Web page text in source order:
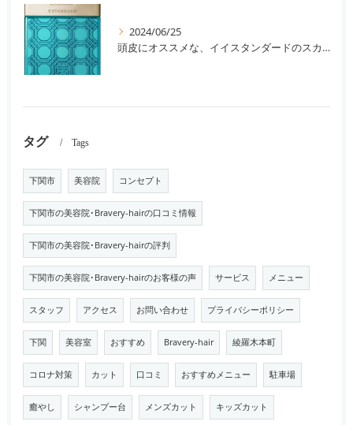
2024/06/25
頭皮にオススメな、イイスタンダードのスカルプ系シャンプー＆トリートメントです！
タグ Tags
下関市 美容院 コンセプト
下関市の美容院･Bravery-hairの口コミ情報
下関市の美容院･Bravery-hairの評判
下関市の美容院･Bravery-hairのお客様の声 サービス メニュー
スタッフ アクセス お問い合わせ プライバシーポリシー
下関 美容室 おすすめ Bravery-hair 綾羅木本町
コロナ対策 カット 口コミ おすすめメニュー 駐車場
癒やし シャンプー台 メンズカット キッズカット